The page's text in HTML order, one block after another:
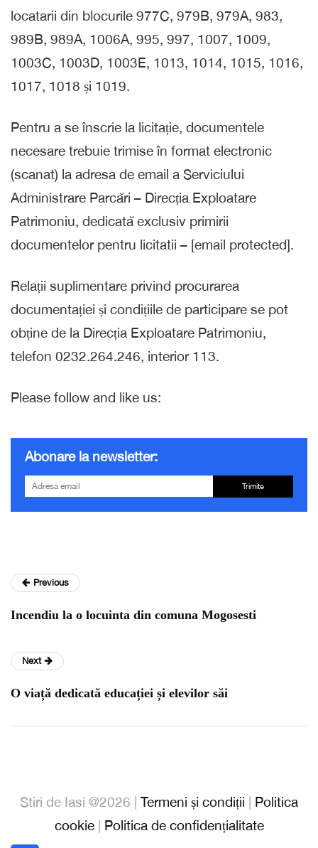
locatarii din blocurile 977C, 979B, 979A, 983,
989B, 989A, 1006A, 995, 997, 1007, 1009,
1003C, 1003D, 1003E, 1013, 1014, 1015, 1016,
1017, 1018 și 1019.
Pentru a se înscrie la licitație, documentele
necesare trebuie trimise în format electronic
(scanat) la adresa de email a Serviciului
Administrare Parcări – Direcția Exploatare
Patrimoniu, dedicată exclusiv primirii
documentelor pentru licitatii – [email protected].
Relații suplimentare privind procurarea
documentației și condițiile de participare se pot
obține de la Direcția Exploatare Patrimoniu,
telefon 0232.264.246, interior 113.
Please follow and like us:
Abonare la newsletter:
Trimite
Previous
Incendiu la o locuinta din comuna Mogosesti
Next
O viață dedicată educației și elevilor săi
Stiri de Iasi @2026 | Termeni și condiții
Politica
cookie| Politica de confidențialitate